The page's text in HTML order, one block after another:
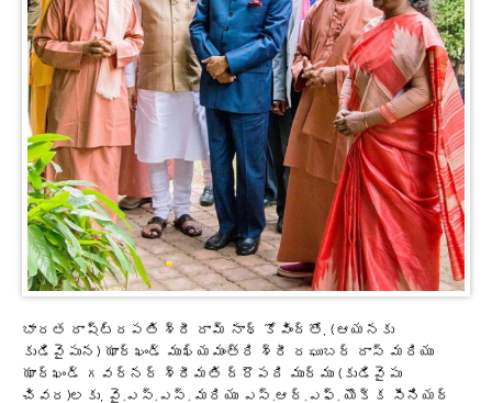
భారత రాష్ట్రపతి శ్రీ రామ్ నాథ్ కోవింద్‌తో, (ఆయనకు
కుడివైపున) ఝార్ఖండ్ ముఖ్యమంత్రి శ్రీ రఘుబర్ దాస్ మరియు
ఝార్ఖండ్ గవర్నర్ శ్రీమతి ద్రౌపది ముర్ము (కుడివైపు
చివర)లకు, వై.ఎస్.ఎస్. మరియు ఎస్.ఆర్.ఎఫ్. యొక్క సీనియర్